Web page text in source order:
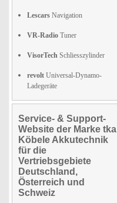
Lescars Navigation
VR-Radio Tuner
VisorTech Schliesszylinder
revolt Universal-Dynamo-
Ladegeräte
Service- & Support-
Website der Marke tka
Köbele Akkutechnik
für die
Vertriebsgebiete
Deutschland,
Österreich und
Schweiz